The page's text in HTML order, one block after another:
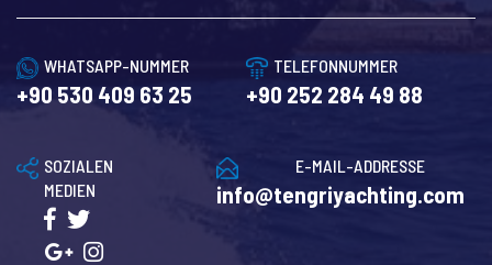
WHATSAPP-NUMMER
+90 530 409 63 25
TELEFONNUMMER
+90 252 284 49 88
E-MAIL-ADDRESSE
info@tengriyachting.com
SOZIALEN
MEDIEN